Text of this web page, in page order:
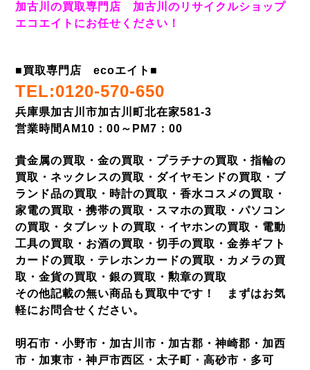
加古川の買取専門店 加古川のリサイクルショップ
エコエイトにお任せください！
■買取専門店 ecoエイト ■
TEL:0120-570-650
兵庫県加古川市加古川町北在家581-3
営業時間AM10：00～PM7：00
貴金属の買取・金の買取・プラチナの買取・指輪の
買取・ネックレスの買取・ダイヤモンドの買取・ブ
ランド品の買取・時計の買取・香水コスメの買取・
家電の買取・携帯の買取・スマホの買取・パソコン
の買取・タブレットの買取・イヤホンの買取・電動
工具の買取・お酒の買取・切手の買取・金券ギフト
カードの買取・テレホンカードの買取・カメラの買
取・金貨の買取・銀の買取・勲章の買取
その他記載の無い商品も買取中です！ まずはお気
軽にお問合せください。
明石市・小野市・加古川市・加古郡・神崎郡・加西
市・加東市・神戸市西区・太子町・高砂市・多可